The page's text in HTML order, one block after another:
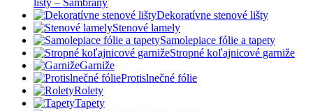
lišty – Šambrány
Dekoratívne stenové lišty
Stenové lamely
Samolepiace fólie a tapety
Stropné koľajnicové garniže
Garniže
Protislnečné fólie
Rolety
Tapety